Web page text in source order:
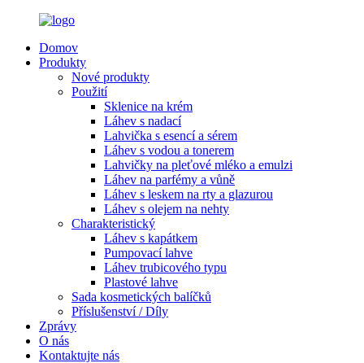
Domov
Produkty
Nové produkty
Použití
Sklenice na krém
Láhev s nadací
Lahvička s esencí a sérem
Láhev s vodou a tonerem
Lahvičky na pleťové mléko a emulzi
Láhev na parfémy a vůně
Láhev s leskem na rty a glazurou
Láhev s olejem na nehty
Charakteristický
Láhev s kapátkem
Pumpovací lahve
Láhev trubicového typu
Plastové lahve
Sada kosmetických balíčků
Příslušenství / Díly
Zprávy
O nás
Kontaktujte nás